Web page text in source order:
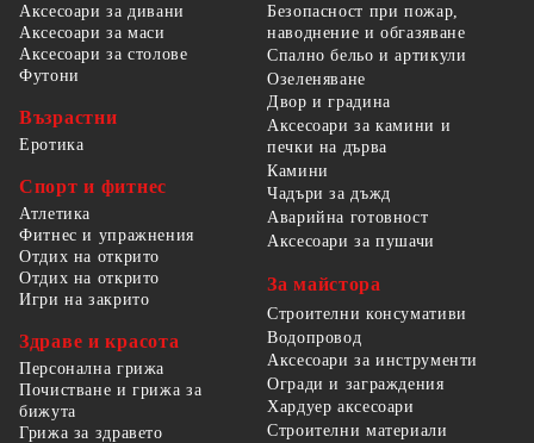
Аксесоари за дивани
Аксесоари за маси
Аксесоари за столове
Футони
Възрастни
Еротика
Спорт и фитнес
Атлетика
Фитнес и упражнения
Отдих на открито
Отдих на открито
Игри на закрито
Здраве и красота
Персонална грижа
Почистване и грижа за
бижута
Грижа за здравето
Безопасност при пожар,
наводнение и обгазяване
Спално бельо и артикули
Озеленяване
Двор и градина
Аксесоари за камини и
печки на дърва
Камини
Чадъри за дъжд
Аварийна готовност
Аксесоари за пушачи
За майстора
Строителни консумативи
Водопровод
Аксесоари за инструменти
Огради и заграждения
Хардуер аксесоари
Строителни материали